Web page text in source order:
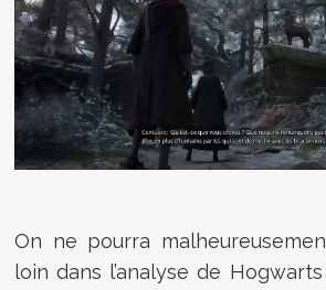
On ne pourra
loin dans l’analyse de